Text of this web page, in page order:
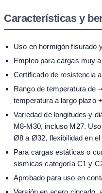
Características y
Uso en hormigón fisurado
Empleo para cargas muy
Certificado de resistencia
Rango de temperatura de
temperatura a largo plazo
Variedad de longitudes y
M8-M30, incluso M27.
Ø8 a Ø32, flexibilidad en el
Para cargas estáticas o
sismicas categoría C1 y
Aprobado para uso en